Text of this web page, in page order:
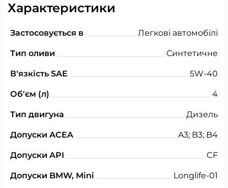
Характеристики
Застосовується в Легкові автомобілі
Тип оливи Синтетичне
В'язкість SAE 5W-40
Об'єм (л) 4
Тип двигуна Дизель
Допуски ACEA A3; B3; B4
Допуски API CF
Допуски BMW, Mini Longlife-01